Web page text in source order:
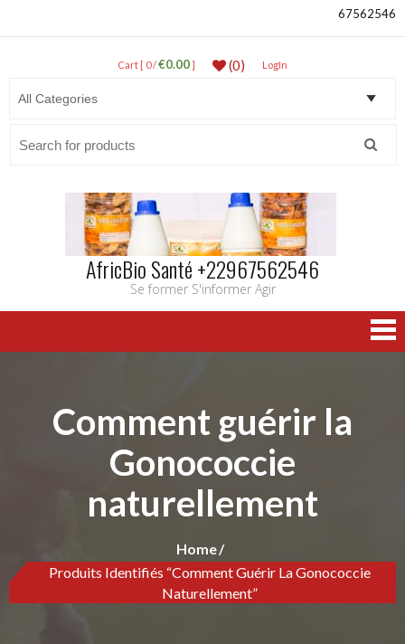
67562546
Cart [ 0 /€0.00] (0) LogIn
AfricBio Santé +22967562546
Se former S'informer Agir
Comment guérir la
Gonococcie
naturellement
Home
Produits Identifiés “Comment Guérir La Gonococcie
Naturellement”